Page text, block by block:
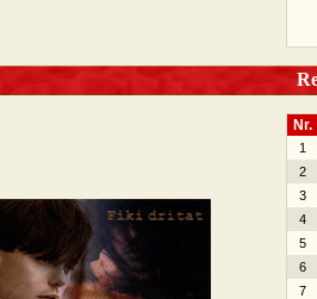
Nr.
1
2
3
4
5
6
7